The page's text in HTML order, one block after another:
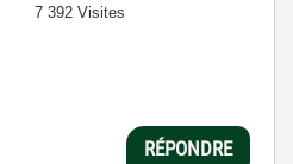
7 392 Visites
RÉPONDRE